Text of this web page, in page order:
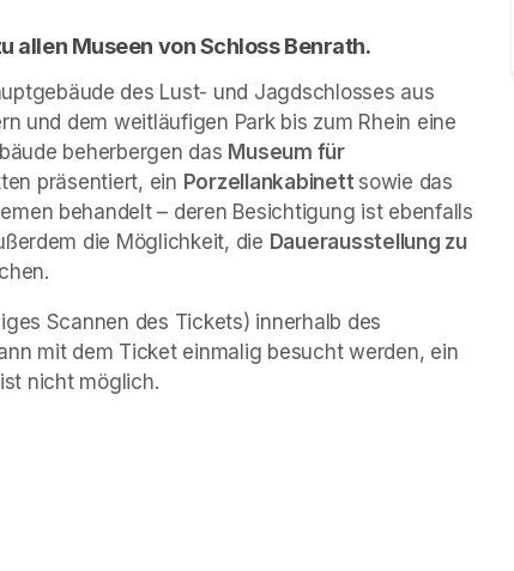
allen Museen von Schloss Benrath.
des Lust- und Jagdschlosses aus
und dem weitläufigen Park bis zum Rhein eine
beherbergen das Museum für
präsentiert, ein Porzellankabinett
behandelt – deren Besichtigung ist ebenfalls
die Möglichkeit, die Dauerausstellung zu
Scannen des Tickets) innerhalb des
mit dem Ticket einmalig besucht werden, ein
nicht möglich.